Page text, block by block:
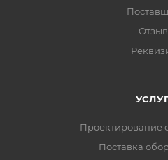
Проектирование
Поставка